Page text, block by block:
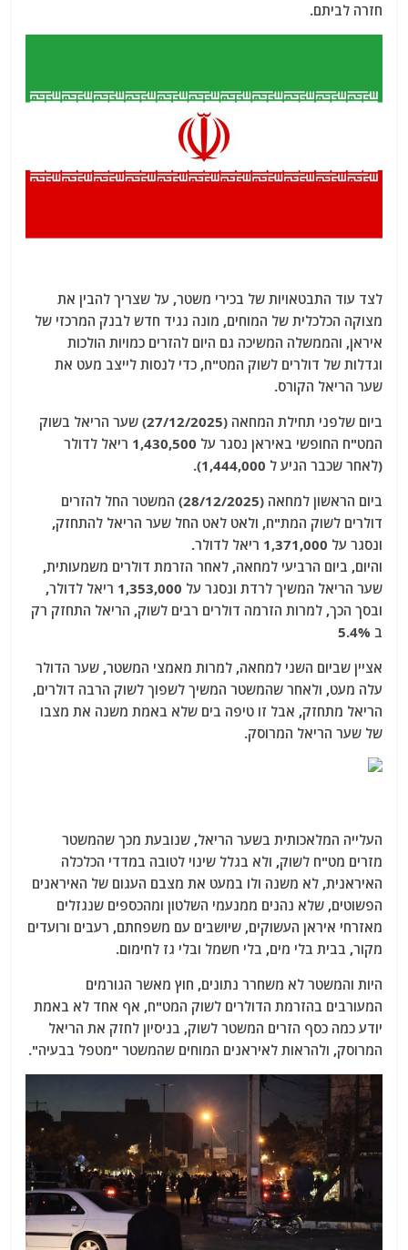
חזרה לביתם.
לצד עוד התבטאויות של בכירי משטר, על שצריך להבין את
מצוקה הכלכלית של המוחים, מונה נגיד חדש לבנק המרכזי של
איראן, והממשלה המשיכה גם היום להזרים כמויות הולכות
וגדלות של דולרים לשוק המט"ח, כדי לנסות לייצב מעט את
שער הריאל הקורס.
ביום שלפני תחילת המחאה (27/12/2025) שער הריאל בשוק
המט"ח החופשי באיראן נסגר על 1,430,500 ריאל לדולר
(לאחר שכבר הגיע ל 1,444,000).
ביום הראשון למחאה (28/12/2025) המשטר החל להזרים
דולרים לשוק המת"ח, ולאט לאט החל שער הריאל להתחזק,
ונסגר על 1,371,000 ריאל לדולר.
והיום, ביום הרביעי למחאה, לאחר הזרמת דולרים משמעותית,
שער הריאל המשיך לרדת ונסגר על 1,353,000 ריאל לדולר,
ובסך הכך, למרות הזרמה דולרים רבים לשוק, הריאל התחזק רק
ב 5.4%
אציין שביום השני למחאה, למרות מאמצי המשטר, שער הדולר
עלה מעט, ולאחר שהמשטר המשיך לשפוך לשוק הרבה דולרים,
הריאל מתחזק, אבל זו טיפה בים שלא באמת משנה את מצבו
של שער הריאל המרוסק.
העלייה המלאכותית בשער הריאל, שנובעת מכך שהמשטר
מזרים מט"ח לשוק, ולא בגלל שינוי לטובה במדדי הכלכלה
האיראנית, לא משנה ולו במעט את מצבם העגום של האיראנים
הפשוטים, שלא נהנים ממנעמי השלטון ומהכספים שנגזלים
מאזרחי איראן העשוקים, שיושבים עם משפחתם, רעבים ורועדים
מקור, בבית בלי מים, בלי חשמל ובלי גז לחימום.
היות והמשטר לא משחרר נתונים, חוץ מאשר הגורמים
המעורבים בהזרמת הדולרים לשוק המט"ח, אף אחד לא באמת
יודע כמה כסף הזרים המשטר לשוק, בניסיון לחזק את הריאל
המרוסק, ולהראות לאיראנים המוחים שהמשטר "מטפל בבעיה".